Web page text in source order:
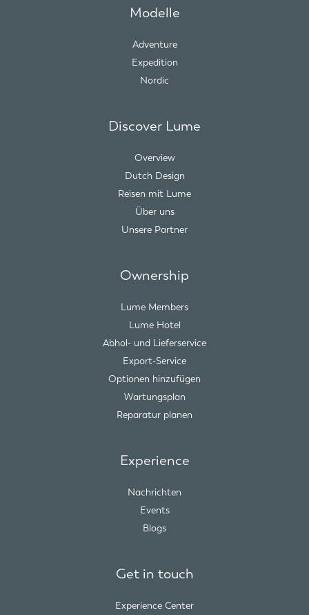
Modelle
Adventure
Expedition
Nordic
Discover Lume
Overview
Dutch Design
Reisen mit Lume
Über uns
Unsere Partner
Ownership
Lume Members
Lume Hotel
Abhol- und Lieferservice
Export-Service
Optionen hinzufügen
Wartungsplan
Reparatur planen
Experience
Nachrichten
Events
Blogs
Get in touch
Experience Center